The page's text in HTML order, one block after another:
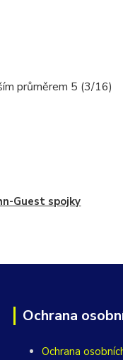
průměrem 5 (3/16)
Guest spojky
Ochrana
Ochrana